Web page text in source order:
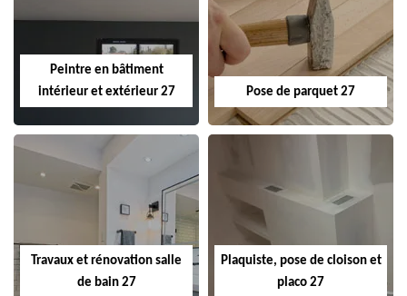
Peintre en bâtiment
intérieur et extérieur 27
Pose de parquet 27
Travaux et rénovation salle
de bain 27
Plaquiste, pose de cloison et
placo 27